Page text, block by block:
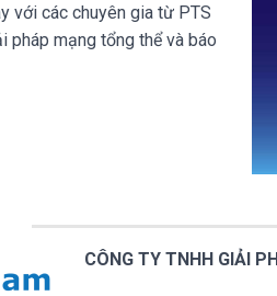
với các chuyên gia từ PTS
mạng tổng thể và báo
CÔNG TY TNHH GIẢI